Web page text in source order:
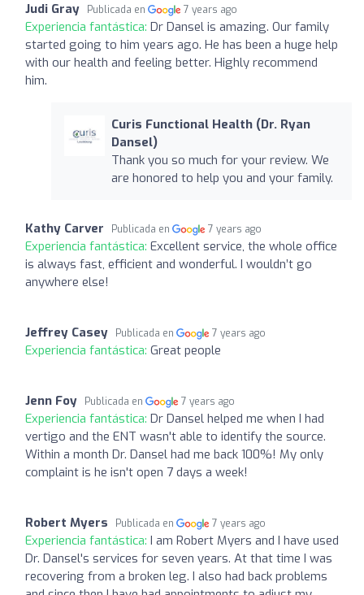
Judi Gray Publicada en 7 years ago
Experiencia fantástica: Dr Dansel is amazing. Our family
started going to him years ago. He has been a huge help
with our health and feeling better. Highly recommend
him.
Curis Functional Health (Dr. Ryan
Dansel)
Thank you so much for your review. We
are honored to help you and your family.
Kathy Carver Publicada en 7 years ago
Experiencia fantástica: Excellent service, the whole office
is always fast, efficient and wonderful. I wouldn’t go
anywhere else!
Jeffrey Casey Publicada en 7 years ago
Experiencia fantástica: Great people
Jenn Foy Publicada en 7 years ago
Experiencia fantástica: Dr Dansel helped me when I had
vertigo and the ENT wasn't able to identify the source.
Within a month Dr. Dansel had me back 100%! My only
complaint is he isn't open 7 days a week!
Robert Myers Publicada en 7 years ago
Experiencia fantástica: I am Robert Myers and I have used
Dr. Dansel's services for seven years. At that time I was
recovering from a broken leg. I also had back problems